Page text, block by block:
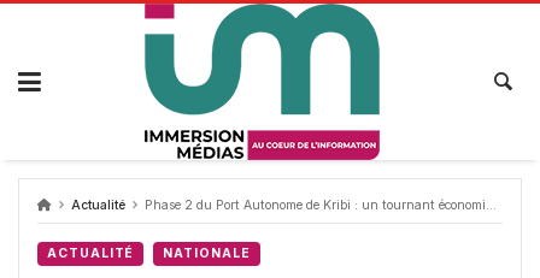
Passer
Actualité Phase 2 du Port Autonome de Kribi : un tournant économique pour le cameroun
ACTUALITÉ NATIONALE